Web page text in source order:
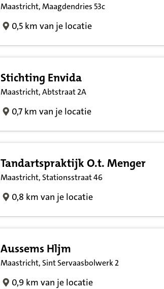
Maastricht, Maagdendries 53c
0,5 km van je locatie
Stichting Envida
Maastricht, Abtstraat 2A
0,7 km van je locatie
Tandartspraktijk O.t. Menger
Maastricht, Stationsstraat 46
0,8 km van je locatie
Aussems Hljm
Maastricht, Sint Servaasbolwerk 2
0,9 km van je locatie